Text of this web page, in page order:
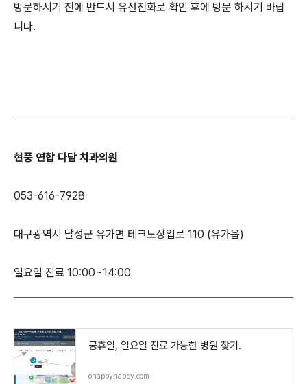
방문하시기 전에 반드시 유선전화로 확인 후에 방문 하시기 바랍
니다.
현풍 연합 다담 치과의원
053-616-7928
대구광역시 달성군 유가면 테크노상업로 110 (유가읍)
일요일 진료 10:00~14:00
공휴일, 일요일 진료 가능한 병원 찾기.
ohappyhappy.com